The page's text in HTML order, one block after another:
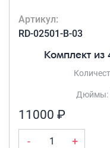
Артикул:
RD-02501-B-03
Комплект
Дюймы:
11000 ₽
- +